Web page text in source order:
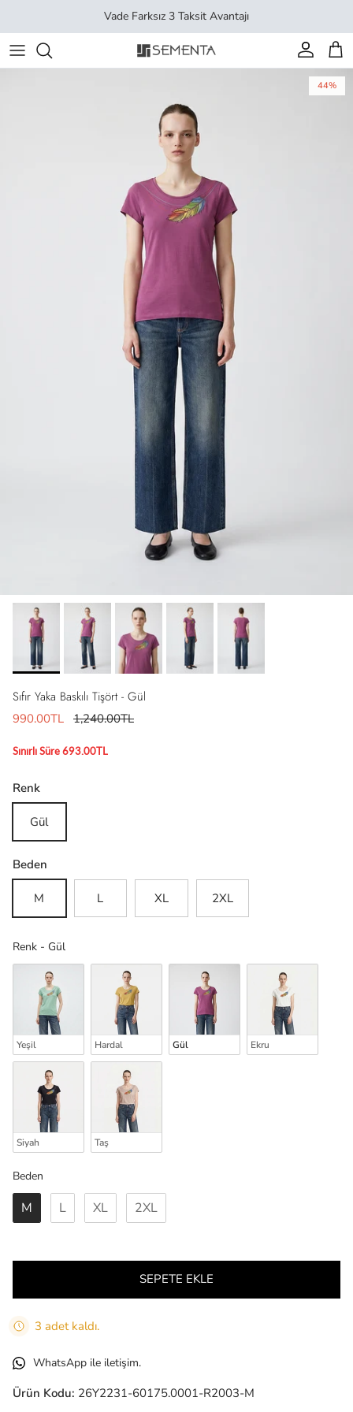
Vade Farksız 3 Taksit Avantajı
Hesap
44%
Sıfır Yaka Baskılı Tişört - Gül
990.00TL 1,240.00TL
Sınırlı Süre 693.00TL
Renk
Gül
Beden
M L XL 2XL
Renk - GülRenk
Yeşil Hardal Gül Ekru
Siyah Taş
Beden
Beden
M L XL 2XL
SEPETE EKLE
3 adet kaldı.
WhatsApp ile iletişim.
Ürün Kodu: 26Y2231-60175.0001-R2003-M